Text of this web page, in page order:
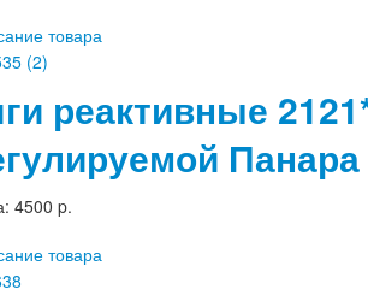
товара
реактивные
Панара
4500 p.
товара